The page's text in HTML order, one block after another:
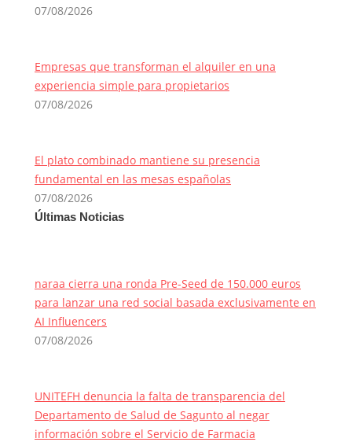
07/08/2026
Empresas que transforman el alquiler en una
experiencia simple para propietarios
07/08/2026
El plato combinado mantiene su presencia
fundamental en las mesas españolas
07/08/2026
Últimas Noticias
naraa cierra una ronda Pre-Seed de 150.000 euros
para lanzar una red social basada exclusivamente en
AI Influencers
07/08/2026
UNITEFH denuncia la falta de transparencia del
Departamento de Salud de Sagunto al negar
información sobre el Servicio de Farmacia